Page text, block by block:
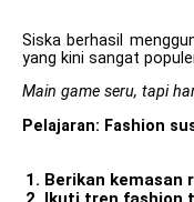
Siska berhasil
yang kini sangat
Main game seru, tapi
Pelajaran: Fashion
Berikan kemasan